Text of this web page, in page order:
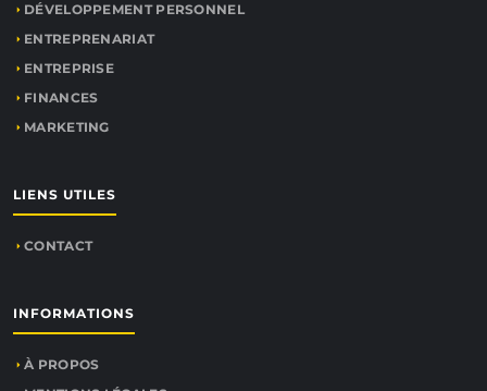
DÉVELOPPEMENT PERSONNEL
ENTREPRENARIAT
ENTREPRISE
FINANCES
MARKETING
LIENS UTILES
CONTACT
INFORMATIONS
À PROPOS